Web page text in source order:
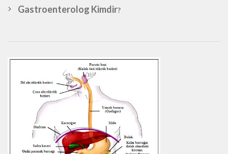
Gastroenterolog Kimdir?